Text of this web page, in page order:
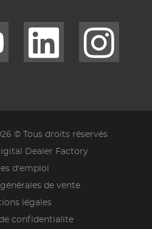
© Tous droits réservés
Dealer Factory
d'emploi
de vente
légales
confidentialite